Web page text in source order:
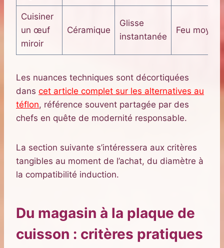
Cuisiner
un œuf
miroir
Céramique
Glisse
instantanée
Feu moyen
Les nuances techniques sont décortiquées
dans cet article complet sur les alternatives au
téflon, référence souvent partagée par des
chefs en quête de modernité responsable.
La section suivante s’intéressera aux critères
tangibles au moment de l’achat, du diamètre à
la compatibilité induction.
Du magasin à la plaque de
cuisson : critères pratiques